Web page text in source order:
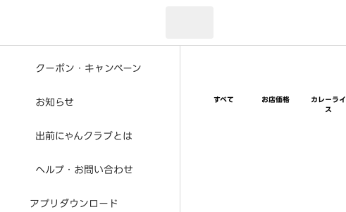
クーポン・キャンペーン
お知らせ
出前にゃんクラブとは
ヘルプ・お問い合わせ
アプリダウンロード
すべて お店価格
カレーライ
ス